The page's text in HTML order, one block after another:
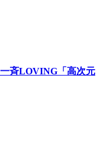
斉LOVING「高次元